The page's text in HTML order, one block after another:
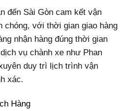
đến Sài Gòn cam kết vận
chóng, với thời gian giao hàng
nhận hàng đúng thời gian
vụ chành xe như Phan
duy trì lịch trình vận
xác.
Hàng